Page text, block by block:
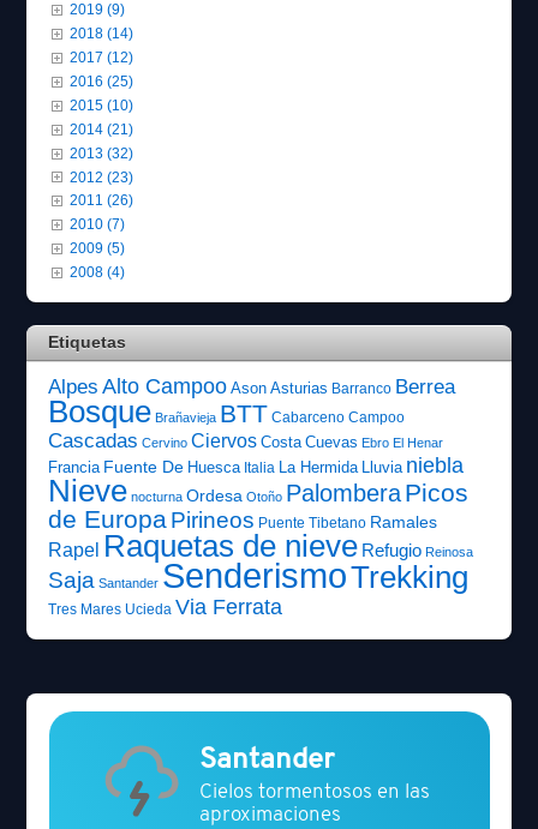
2019 (9)
2018 (14)
2017 (12)
2016 (25)
2015 (10)
2014 (21)
2013 (32)
2012 (23)
2011 (26)
2010 (7)
2009 (5)
2008 (4)
Etiquetas
Alpes Alto Campoo Ason Asturias Barranco Berrea
Bosque Brañavieja BTT Cabarceno Campoo
Cascadas Cervino Ciervos Costa Cuevas Ebro El Henar
Francia Fuente De Huesca Italia La Hermida Lluvia niebla
Nieve nocturna Ordesa Otoño PalomberaPicos
de EuropaPirineos Puente Tibetano Ramales
Rapel Raquetas de nieve Refugio Reinosa
Saja Santander SenderismoTrekking
Tres Mares Ucieda Via Ferrata
Santander
Cielos tormentosos en las
aproximaciones